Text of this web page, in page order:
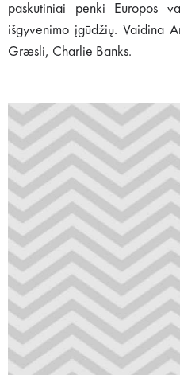
paskutiniai penki Europos
išgyvenimo įgūdžių. Vaidina
Græsli, Charlie Banks.